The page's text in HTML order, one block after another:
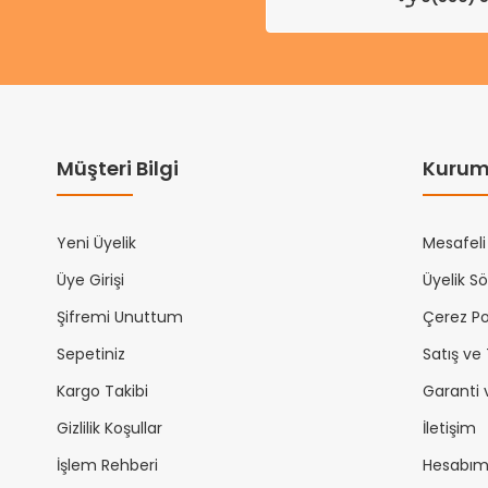
Müşteri Bilgi
Yeni Üyelik
Üye Girişi
Şifremi Unuttum
Sepetiniz
Kargo Takibi
Gizlilik Koşullar
İşlem Rehberi
Mesafeli
Üyelik
Çerez
Satış
Garanti
İletişim
Hesabım